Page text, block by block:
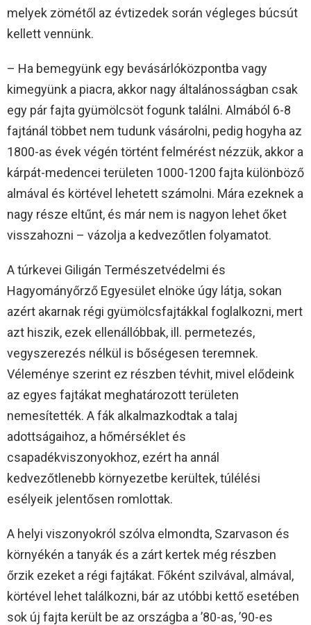
melyek zömétől az évtizedek során végleges búcsút
kellett vennünk.
– Ha bemegyünk egy bevásárlóközpontba vagy
kimegyünk a piacra, akkor nagy általánosságban csak
egy pár fajta gyümölcsöt fogunk találni. Almából 6-8
fajtánál többet nem tudunk vásárolni, pedig hogyha az
1800-as évek végén történt felmérést nézzük, akkor a
kárpát-medencei területen 1000-1200 fajta különböző
almával és körtével lehetett számolni. Mára ezeknek a
nagy része eltűnt, és már nem is nagyon lehet őket
visszahozni – vázolja a kedvezőtlen folyamatot.
A túrkevei Giligán Természetvédelmi és
Hagyományőrző Egyesület elnöke úgy látja, sokan
azért akarnak régi gyümölcsfajtákkal foglalkozni, mert
azt hiszik, ezek ellenállóbbak, ill. permetezés,
vegyszerezés nélkül is bőségesen teremnek.
Véleménye szerint ez részben tévhit, mivel elődeink
az egyes fajtákat meghatározott területen
nemesítették. A fák alkalmazkodtak a talaj
adottságaihoz, a hőmérséklet és
csapadékviszonyokhoz, ezért ha annál
kedvezőtlenebb környezetbe kerültek, túlélési
esélyeik jelentősen romlottak.
A helyi viszonyokról szólva elmondta, Szarvason és
környékén a tanyák és a zárt kertek még részben
őrzik ezeket a régi fajtákat. Főként szilvával, almával,
körtével lehet találkozni, bár az utóbbi kettő esetében
sok új fajta került be az országba a ’80-as, ’90-es